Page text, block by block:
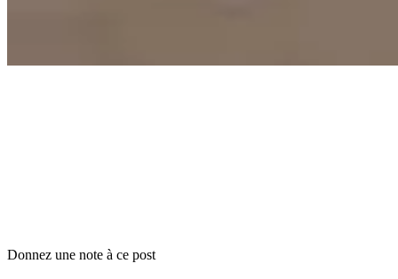
Donnez une note à ce post